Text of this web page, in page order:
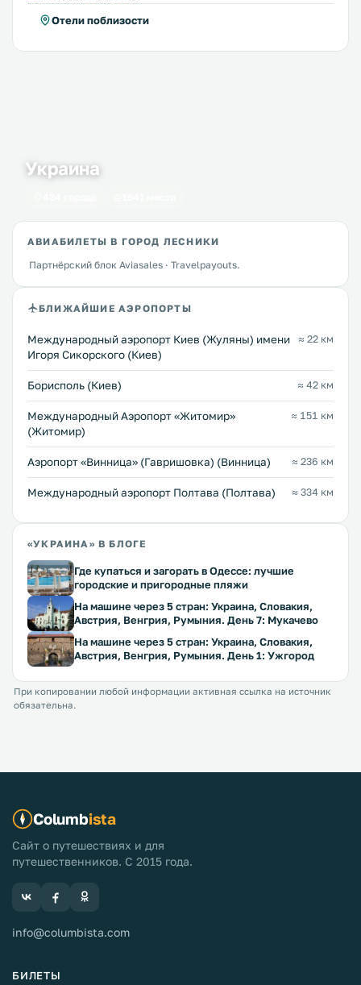
Отели поблизости
Украина
АВИАБИЛЕТЫ В ГОРОД ЛЕСНИКИ
Партнёрский блок Aviasales · Travelpayouts.
БЛИЖАЙШИЕ АЭРОПОРТЫ
Международный аэропорт Киев (Жуляны) имени
Игоря Сикорского (Киев)
≈ 22 км
Борисполь (Киев) ≈ 42 км
Международный Аэропорт «Житомир»
(Житомир)
≈ 151 км
Аэропорт «Винница» (Гавришовка) (Винница) ≈ 236 км
Международный аэропорт Полтава (Полтава) ≈ 334 км
«УКРАИНА» В БЛОГЕ
Где купаться и загорать в Одессе: лучшие
городские и пригородные пляжи
На машине через 5 стран: Украина, Словакия,
Австрия, Венгрия, Румыния. День 7: Мукачево
На машине через 5 стран: Украина, Словакия,
Австрия, Венгрия, Румыния. День 1: Ужгород
При копировании любой информации активная ссылка на источник
обязательна.
Columbista
Сайт о путешествиях и для
путешественников. С 2015 года.
info@columbista.com
БИЛЕТЫ